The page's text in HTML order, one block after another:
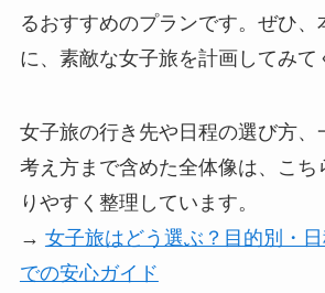
るおすすめのプランです。ぜひ、
に、素敵な女子旅を計画してみて
女子旅の行き先や日程の選び方、
考え方まで含めた全体像は、こち
りやすく整理しています。
→ 女子旅はどう選ぶ？目的別・
での安心ガイド